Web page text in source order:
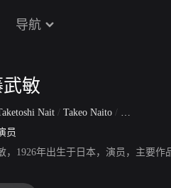
导航
敏
Nait / Takeo Naito / Taketoshi
员
，1926年出生于日本，演员，主要